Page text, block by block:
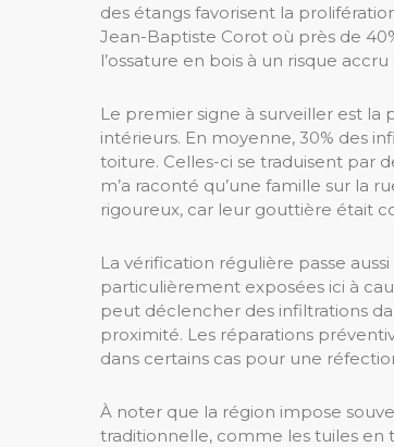
des étangs favorisent la
Jean-Baptiste Corot où près de
l’ossature en bois à un risque
Le premier signe à surveiller est la
intérieurs. En moyenne, 30% des
toiture. Celles-ci se traduisent par
m’a raconté qu’une famille sur la
rigoureux, car leur gouttière était
La vérification régulière passe
particulièrement exposées ici à
peut déclencher des infiltrations
proximité. Les réparations
dans certains cas pour une
À noter que la région impose
traditionnelle, comme les tuiles en